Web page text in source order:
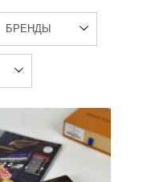
БРЕНДЫ